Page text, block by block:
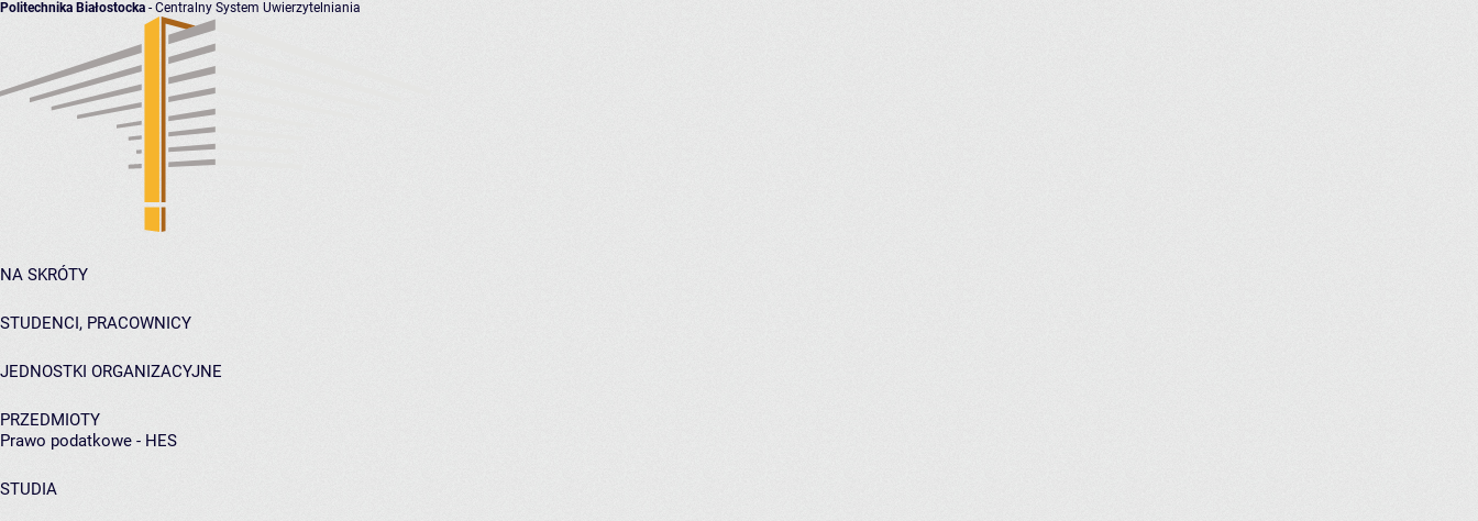
Politechnika Białostocka - Centralny System Uwierzytelniania
NA SKRÓTY
STUDENCI, PRACOWNICY
JEDNOSTKI ORGANIZACYJNE
PRZEDMIOTY
Prawo podatkowe - HES
STUDIA